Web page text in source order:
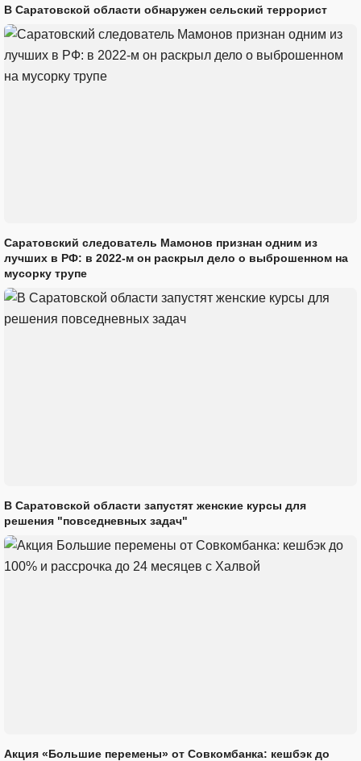
В Саратовской области обнаружен сельский террорист
Саратовский следователь Мамонов признан одним из
лучших в РФ: в 2022-м он раскрыл дело о выброшенном на
мусорку трупе
В Саратовской области запустят женские курсы для
решения "повседневных задач"
Акция «Большие перемены» от Совкомбанка: кешбэк до